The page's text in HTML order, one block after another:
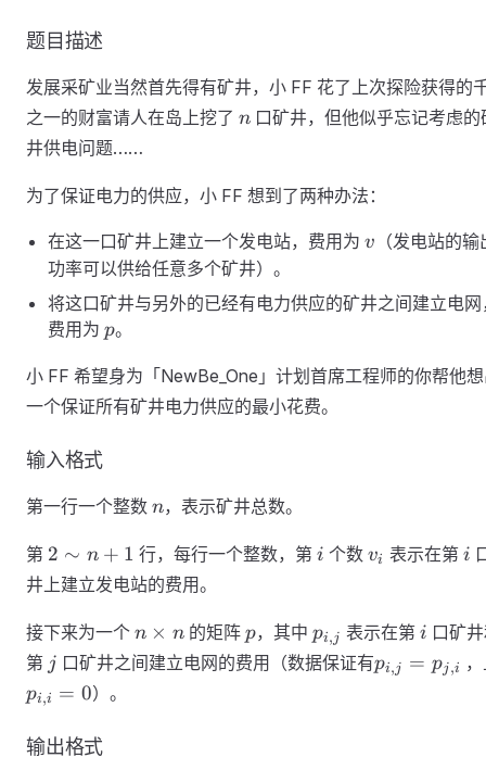
题目描述
发展采矿业当然首先得有矿井，小 FF 花了上次探险获得的
之一的财富请人在岛上挖了 n
n 口矿井，但他似乎忘记考虑的
井供电问题……
为了保证电力的供应，小 FF 想到了两种办法：
在这一口矿井上建立一个发电站，费用为 v
v （发电站的输
功率可以供给任意多个矿井）。
将这口矿井与另外的已经有电力供应的矿井之间建立电网
费用为 p
p。
小 FF 希望身为「NewBe_One」计划首席工程师的你帮他
一个保证所有矿井电力供应的最小花费。
输入格式
第一行一个整数 n
n，表示矿井总数。
第 2∼n+1
2 ∼ n + 1 行，每行一个整数，第i
i 个数v_i
vi 表示在第i
i
井上建立发电站的费用。
接下来为一个 n×n
n × n的矩阵 p
p，其中 p_{i,j}
pi,j 表示在第 i
i 口矿
第 jj 口矿井之间建立电网的费用（数据保证有pi,j = pj,i
pi,i = 0）。
输出格式